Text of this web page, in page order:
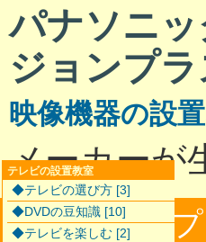
パナソニ
ジョンプ
映像機器の設
メーカーが
サイトマップ
テレビの設置教室
◆テレビの選び方 [3]
◆DVDの豆知識 [10]
◆テレビを楽しむ [2]